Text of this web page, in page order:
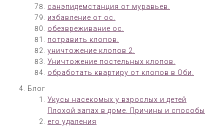
санэпидемстанция от муравьев.
избавление от ос.
обезвреживание ос.
потравить клопов.
уничтожение клопов 2.
Уничтожение постельных клопов.
обработать квартиру от клопов в Оби.
Блог
Укусы насекомых у взрослых и детей
Плохой запах в доме. Причины и способы
его удаления